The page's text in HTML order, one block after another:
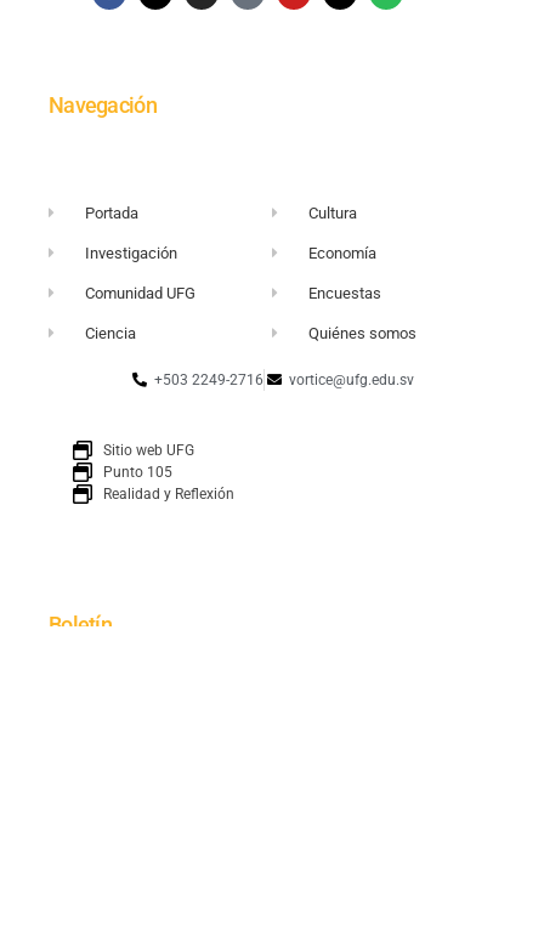
Navegación
Portada
Investigación
Comunidad UFG
Ciencia
Cultura
Economía
Encuestas
Quiénes somos
+503 2249-2716 vortice@ufg.edu.sv
Sitio web UFG
Punto 105
Realidad y Reflexión
Boletín